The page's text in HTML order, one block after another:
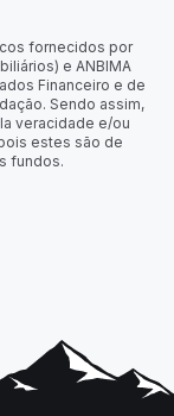
fornecidos por
e ANBIMA
Financeiro e de
Sendo assim,
veracidade e/ou
estes são de
fundos.